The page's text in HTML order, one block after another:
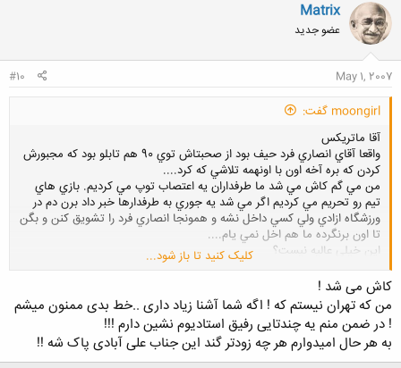
Matrix
عضو جدید
May 1, 2007
#10
moongirl گفت:
آقا ماتريكس
واقعا آقاي انصاري فرد حيف بود از صحبتاش توي 90 هم تابلو بود كه مجبورش
كردن كه بره آخه اون با اونهمه تلاشي كه كرد....
من مي گم كاش مي شد ما طرفداران يه اعتصاب توپ مي كرديم. بازي هاي
تيم رو تحريم مي كرديم اگر مي شد يه جوري به طرفدارها خبر داد برن دم در
ورزشگاه ازادي ولي كسي داخل نشه و همونجا انصاري فرد را تشويق كنن و بگن
تا اون برنگرده ما هم اخل نمي يام....
اين خيلي عاليه نيست؟
زيا هم هماهنگي نمي خواد اگه يه 10-15 تا بچه باحال باشن برن دم در ورزشگاه
و همونجا به اونايي كه مي يان اطلاع بدن كافيه....
نظرتون چيه؟
کلیک کنید تا باز شود...
کاش می شد !
من که تهران نیستم که ! اگه شما آشنا زیاد داری ..خط بدی ممنون میشم
! در ضمن منم یه چندتایی رفیق استادیوم نشین دارم !!!
به هر حال امیدوارم هر چه زودتر گند این جناب علی آبادی پاک شه !!